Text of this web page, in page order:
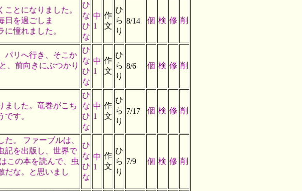
とになりました。
日を過ごしま
憧れました。
ひ
な
ひ
な
中
1
作
文
ひ
ら
り
8/14 個 検 修 削
パリへ行き、そこか
、前向きにぶつかり
ひ
な
ひ
な
中
1
作
文
ひ
ら
り
8/6 個 検 修 削
ました。竜巻がこち
す。
ひ
な
ひ
な
中
1
作
文
ひ
ら
り
7/17 個 検 修 削
。 ファーブルは、
記を出版し、世界で
この本を読んで、虫
だな。と思いまし
ひ
な
ひ
な
中
1
作
文
ひ
ら
り
7/9 個 検 修 削